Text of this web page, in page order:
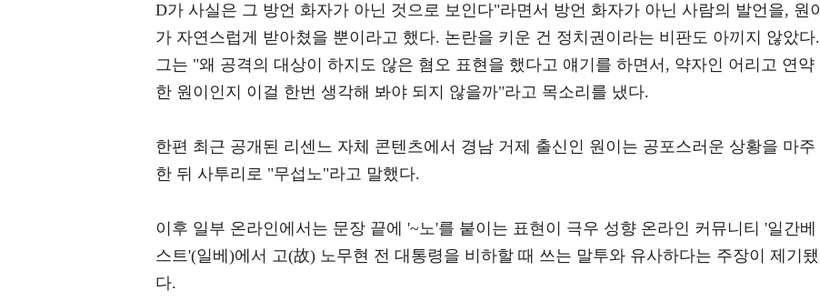
D가 사실은 그 방언 화자가 아닌 것으로 보인다"라면서 방언 화자가 아닌 사람의 발언을, 원이
가 자연스럽게 받아쳤을 뿐이라고 했다. 논란을 키운 건 정치권이라는 비판도 아끼지 않았다.
그는 "왜 공격의 대상이 하지도 않은 혐오 표현을 했다고 얘기를 하면서, 약자인 어리고 연약
한 원이인지 이걸 한번 생각해 봐야 되지 않을까"라고 목소리를 냈다.
한편 최근 공개된 리센느 자체 콘텐츠에서 경남 거제 출신인 원이는 공포스러운 상황을 마주
한 뒤 사투리로 "무섭노"라고 말했다.
이후 일부 온라인에서는 문장 끝에 '~노'를 붙이는 표현이 극우 성향 온라인 커뮤니티 '일간베
스트'(일베)에서 고(故) 노무현 전 대통령을 비하할 때 쓰는 말투와 유사하다는 주장이 제기됐
다.